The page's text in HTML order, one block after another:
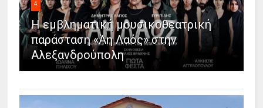
4
Η εμβληματική μουσικοθεατρική
παράσταση «Άη Λαός» στην
Αλεξανδρούπολη